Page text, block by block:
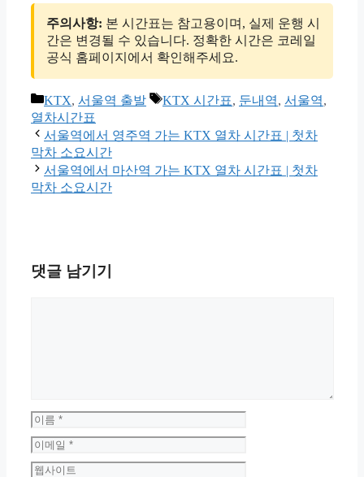
주의사항: 본 시간표는 참고용이며, 실제 운행 시
간은 변경될 수 있습니다. 정확한 시간은 코레일
공식 홈페이지에서 확인해주세요.
카
테
고
리
KTX, 서울역 출발
태
KTX 시간표, 둔내역, 서울역,
열차시간표
서울역에서 영주역 가는 KTX 열차 시간표 | 첫차
막차 소요시간
서울역에서 마산역 가는 KTX 열차 시간표 | 첫차
막차 소요시간
댓글 남기기
이
름
이
메
웹